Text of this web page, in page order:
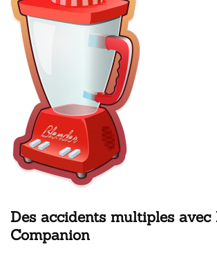
Des accidents multiples avec
Companion